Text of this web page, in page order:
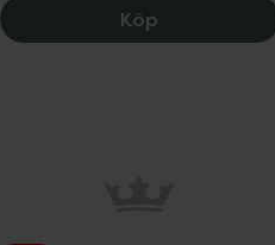
Köp Hylo Gel, 172